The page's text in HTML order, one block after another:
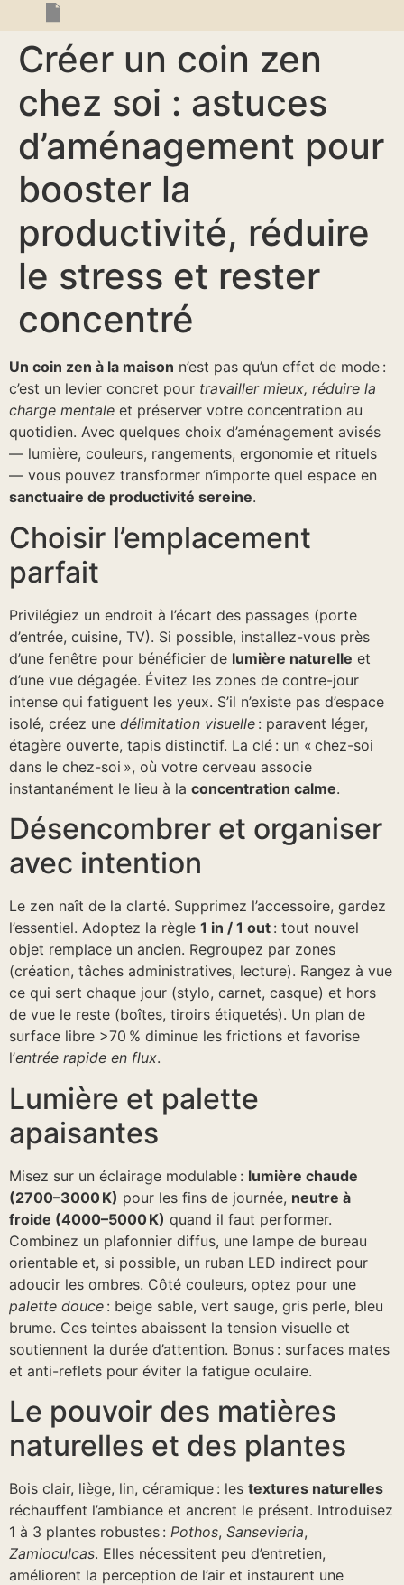
Créer un coin zen
chez soi : astuces
d’aménagement pour
booster la
productivité, réduire
le stress et rester
concentré
Un coin zen à la maison n’est pas qu’un effet de mode :
c’est un levier concret pour travailler mieux, réduire la
charge mentale et préserver votre concentration au
quotidien. Avec quelques choix d’aménagement avisés
— lumière, couleurs, rangements, ergonomie et rituels
— vous pouvez transformer n’importe quel espace en
sanctuaire de productivité sereine.
Choisir l’emplacement
parfait
Privilégiez un endroit à l’écart des passages (porte
d’entrée, cuisine, TV). Si possible, installez-vous près
d’une fenêtre pour bénéficier de lumière naturelle et
d’une vue dégagée. Évitez les zones de contre-jour
intense qui fatiguent les yeux. S’il n’existe pas d’espace
isolé, créez une délimitation visuelle : paravent léger,
étagère ouverte, tapis distinctif. La clé : un « chez-soi
dans le chez-soi », où votre cerveau associe
instantanément le lieu à la concentration calme.
Désencombrer et organiser
avec intention
Le zen naît de la clarté. Supprimez l’accessoire, gardez
l’essentiel. Adoptez la règle 1 in / 1 out : tout nouvel
objet remplace un ancien. Regroupez par zones
(création, tâches administratives, lecture). Rangez à vue
ce qui sert chaque jour (stylo, carnet, casque) et hors
de vue le reste (boîtes, tiroirs étiquetés). Un plan de
surface libre >70 % diminue les frictions et favorise
l’entrée rapide en flux.
Lumière et palette
apaisantes
Misez sur un éclairage modulable : lumière chaude
(2700–3000 K) pour les fins de journée, neutre à
froide (4000–5000 K) quand il faut performer.
Combinez un plafonnier diffus, une lampe de bureau
orientable et, si possible, un ruban LED indirect pour
adoucir les ombres. Côté couleurs, optez pour une
palette douce : beige sable, vert sauge, gris perle, bleu
brume. Ces teintes abaissent la tension visuelle et
soutiennent la durée d’attention. Bonus : surfaces mates
et anti-reflets pour éviter la fatigue oculaire.
Le pouvoir des matières
naturelles et des plantes
Bois clair, liège, lin, céramique : les textures naturelles
réchauffent l’ambiance et ancrent le présent. Introduisez
1 à 3 plantes robustes : Pothos, Sansevieria,
Zamioculcas. Elles nécessitent peu d’entretien,
améliorent la perception de l’air et instaurent une